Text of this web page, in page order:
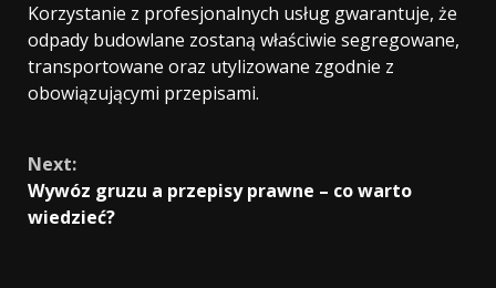
Korzystanie z profesjonalnych usług gwarantuje, że
odpady budowlane zostaną właściwie segregowane,
transportowane oraz utylizowane zgodnie z
obowiązującymi przepisami.
Continue
Reading
Next:
Wywóz gruzu a przepisy prawne – co warto
wiedzieć?